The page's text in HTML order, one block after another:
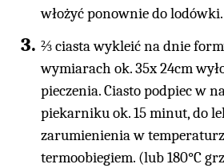
włożyć ponownie do lodówki.
⅔ ciasta wykleić na dnie
wymiarach ok. 35x 24cm
pieczenia. Ciasto podpiec w
piekarniku ok. 15 minut, do
zarumienienia w
termoobiegiem. (lub 180°C